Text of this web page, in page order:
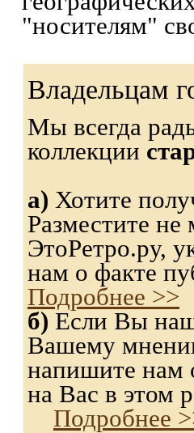
"носителям"
Владельцам
Мы всегда
коллекции
а) Хотите
Разместите
ЭтоРетро.ру,
нам о факте
Подробнее >>
б) Если Вы
Вашему
напишите нам
на Вас в этом
Подробнее